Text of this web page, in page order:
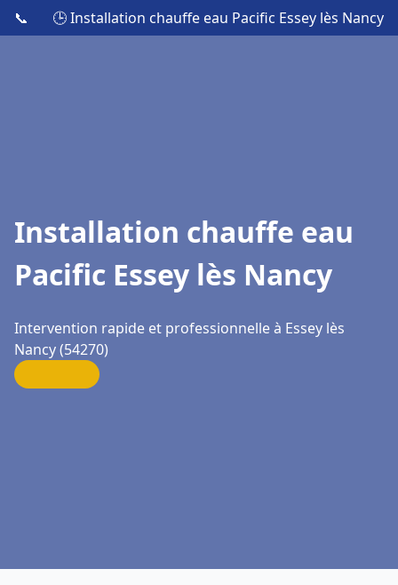
📞 🕒 Installation chauffe eau Pacific Essey lès Nancy
Installation chauffe eau
Pacific Essey lès Nancy
Intervention rapide et professionnelle à Essey lès
Nancy (54270)